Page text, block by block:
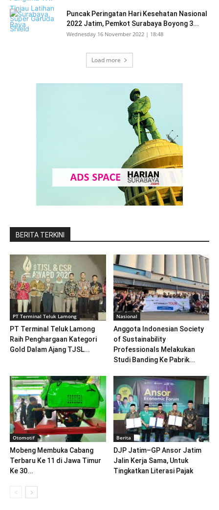
Puncak Peringatan Hari Kesehatan Nasional
2022 Jatim, Pemkot Surabaya Boyong 3...
Wednesday 16 November 2022 | 18:48
Load more
BERITA TERKINI
PT Terminal Teluk Lamong
PT Terminal Teluk Lamong
Raih Penghargaan Kategori
Gold Dalam Ajang TJSL...
Nasional
Anggota Indonesian Society
of Sustainability
Professionals Melakukan
Studi Banding Ke Pabrik...
Otomotif
Mobeng Membuka Cabang
Terbaru Ke 11 di Jawa Timur
Ke 30...
Berita
DJP Jatim–GP Ansor Jatim
Jalin Kerja Sama, Untuk
Tingkatkan Literasi Pajak